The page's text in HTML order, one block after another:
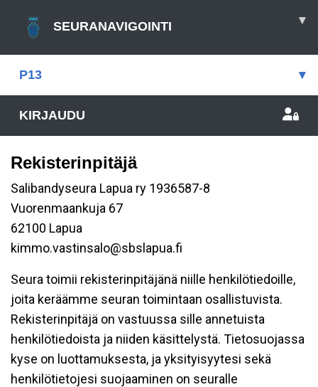
SEURANAVIGOINTI ▾
P13 ▾
KIRJAUDU
Rekisterinpitäjä
Salibandyseura Lapua ry 1936587-8
Vuorenmaankuja 67
62100 Lapua
kimmo.vastinsalo@sbslapua.fi
Seura toimii rekisterinpitäjänä niille henkilötiedoille,
joita keräämme seuran toimintaan osallistuvista.
Rekisterinpitäjä on vastuussa sille annetuista
henkilötiedoista ja niiden käsittelystä. Tietosuojassa
kyse on luottamuksesta, ja yksityisyytesi sekä
henkilötietojesi suojaaminen on seuralle